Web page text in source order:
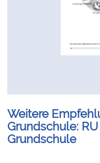
Weitere
Grundschule:
Grundschule